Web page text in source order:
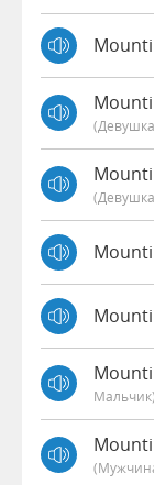
Мальчик)